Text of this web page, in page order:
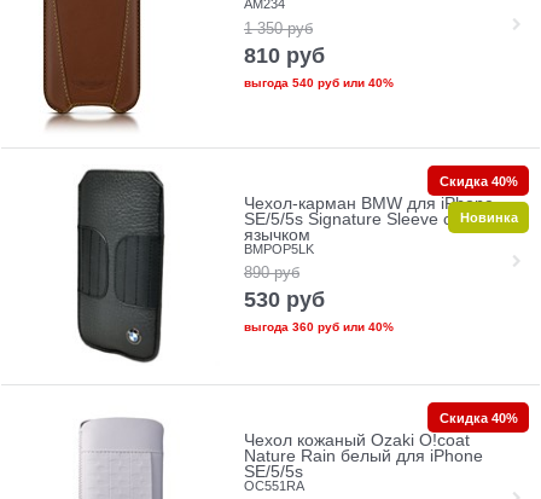
AM234
1 350 руб
810 руб
выгода 540 рубили 40%
Чехол-карман BMW для iPhone
SE/5/5s Signature Sleeve с
язычком
BMPOP5LK
890 руб
530 руб
выгода 360 рубили 40%
Скидка 40%
Новинка
Чехол кожаный Ozaki O!coat
Nature Rain белый для iPhone
SE/5/5s
OC551RA
Скидка 40%